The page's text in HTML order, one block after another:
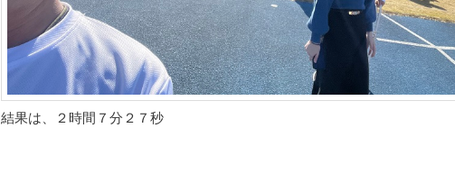
結果は、２時間７分２７秒